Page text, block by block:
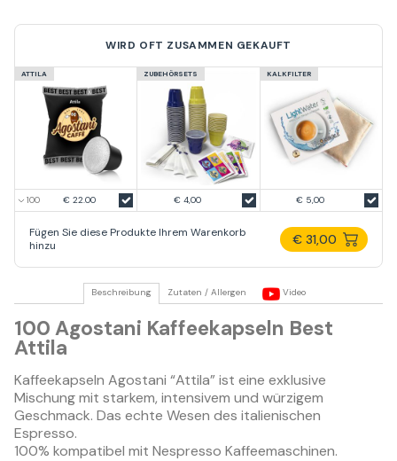
WIRD OFT ZUSAMMEN GEKAUFT
ATTILA
€ 22.00
ZUBEHÖRSETS
€ 4,00
KALKFILTER
€ 5,00
Fügen Sie diese Produkte Ihrem Warenkorb
hinzu
€ 31,00
Beschreibung Zutaten / Allergen Video
100 Agostani Kaffeekapseln Best
Attila
Kaffeekapseln Agostani “Attila” ist eine exklusive
Mischung mit starkem, intensivem und würzigem
Geschmack. Das echte Wesen des italienischen
Espresso.
100% kompatibel mit Nespresso Kaffeemaschinen.